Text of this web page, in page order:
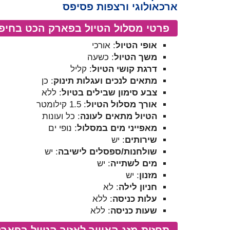
ארכאולוגי ורצפות פסיפס
פרטי מסלול הטיול בפארק הכט
אופי הטיול: אורכי
משך הטיול: כשעה
דרגת קושי הטיול: קליל
מתאים לנכים ועגלות תינוק: כן
צבע סימון שבילים בטיול: ללא
אורך מסלול הטיול: 1.5 קילומטר
הטיול מתאים לעונה: כל ועונות
מאפייני מים במסלול: נופי ים
שירותים: יש
שולחנות/ספסלים לישיבה: יש
מים לשתייה: יש
מזנון: יש
חניון לילה: לא
עלות כניסה: ללא
שעות כניסה: ללא